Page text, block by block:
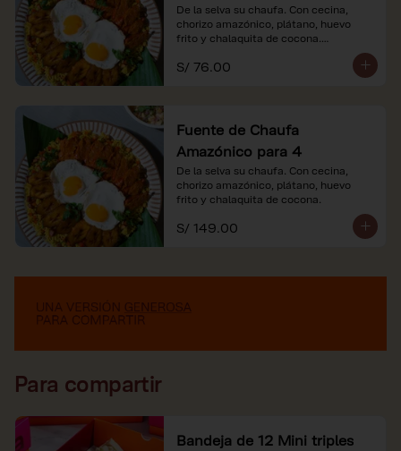
De la selva su chaufa. Con cecina,
chorizo amazónico, plátano, huevo
frito y chalaquita de cocona.
*Imágenes referenciales.
*Nuestros precios están expresados en
S/ 76.00
Fuente de Chaufa
Amazónico para 4
De la selva su chaufa. Con cecina,
chorizo amazónico, plátano, huevo
frito y chalaquita de cocona.
S/ 149.00
Para compartir
Bandeja de 12 Mini triples